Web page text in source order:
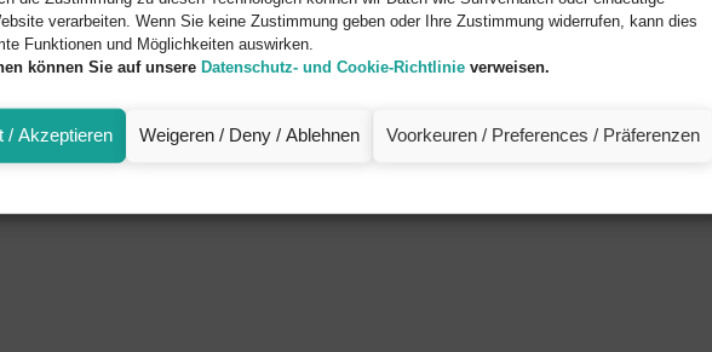
verarbeiten. Wenn Sie keine Zustimmung geben oder Ihre Zustimmung widerrufen, kann dies
Funktionen und Möglichkeiten auswirken.
können Sie auf unsere Datenschutz- und Cookie-Richtlinie verweisen.
/ Akzeptieren Weigeren / Deny / Ablehnen Voorkeuren / Preferences / Präferenzen